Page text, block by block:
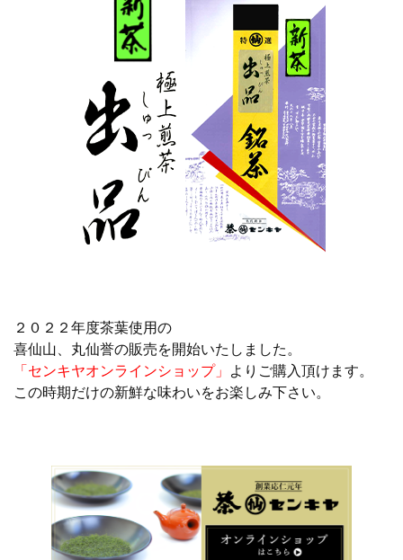
２０２２年度茶葉使用の
喜仙山、丸仙誉の販売を開始いたしました。
「センキヤオンラインショップ」 よりご購入頂けます。
この時期だけの新鮮な味わいをお楽しみ下さい。